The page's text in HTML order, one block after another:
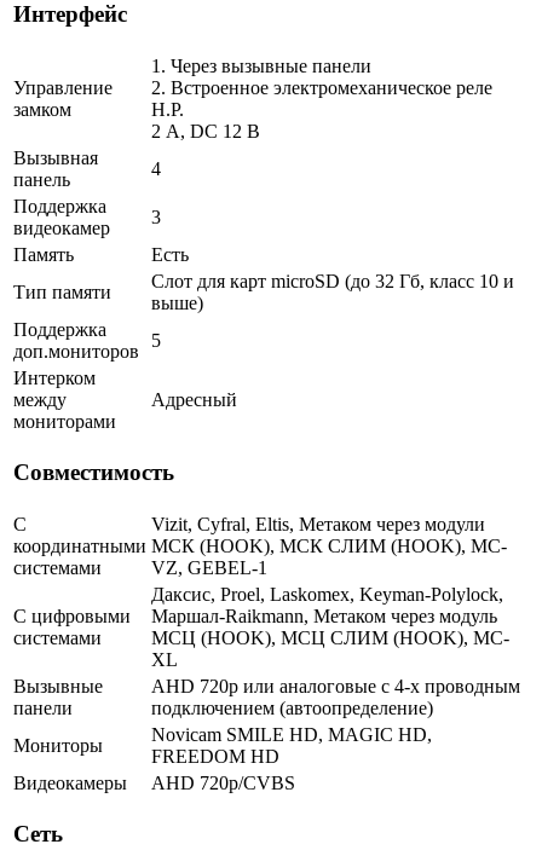
Интерфейс
Управление
замком
1. Через вызывные панели
2. Встроенное электромеханическое реле
Н.Р.
2 A, DC 12 В
Вызывная
панель
4
Поддержка
видеокамер
3
Память
Есть
Тип памяти
Слот для карт microSD (до 32 Гб, класс 10 и
выше)
Поддержка
доп.мониторов
5
Интерком
между
мониторами
Адресный
Совместимость
С
координатными
системами
Vizit, Cyfral, Eltis, Метаком через модули
МСК (HOOK), МСК СЛИМ (HOOK), MC-
VZ, GEBEL-1
С цифровыми
системами
Даксис, Proel, Laskomex, Keyman-Polylock,
Маршал-Raikmann, Метаком через модуль
МСЦ (HOOK), МСЦ СЛИМ (HOOK), МС-
XL
Вызывные
панели
AHD 720p или аналоговые с 4-х проводным
подключением (автоопределение)
Мониторы
Novicam SMILE HD, MAGIC HD,
FREEDOM HD
Видеокамеры
AHD 720p/CVBS
Сеть